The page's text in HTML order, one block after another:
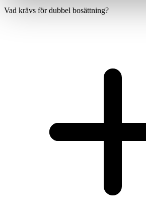
Vad krävs för dubbel bosättning?